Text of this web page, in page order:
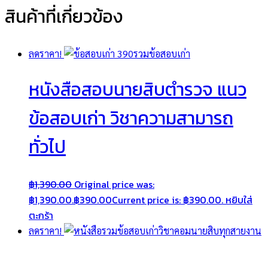
สินค้าที่เกี่ยวข้อง
ลดราคา!
หนังสือสอบนายสิบตำรวจ แนว
ข้อสอบเก่า วิชาความสามารถ
ทั่วไป
฿1,390.00 Original price was:
฿1,390.00.฿390.00Current price is: ฿390.00. หยิบใส่
ตะกร้า
ลดราคา!